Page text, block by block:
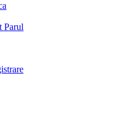
Parul